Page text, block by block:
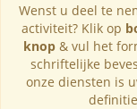
Wenst u deel te
activiteit? Klik op
knop& vul het
schriftelijke
onze diensten is